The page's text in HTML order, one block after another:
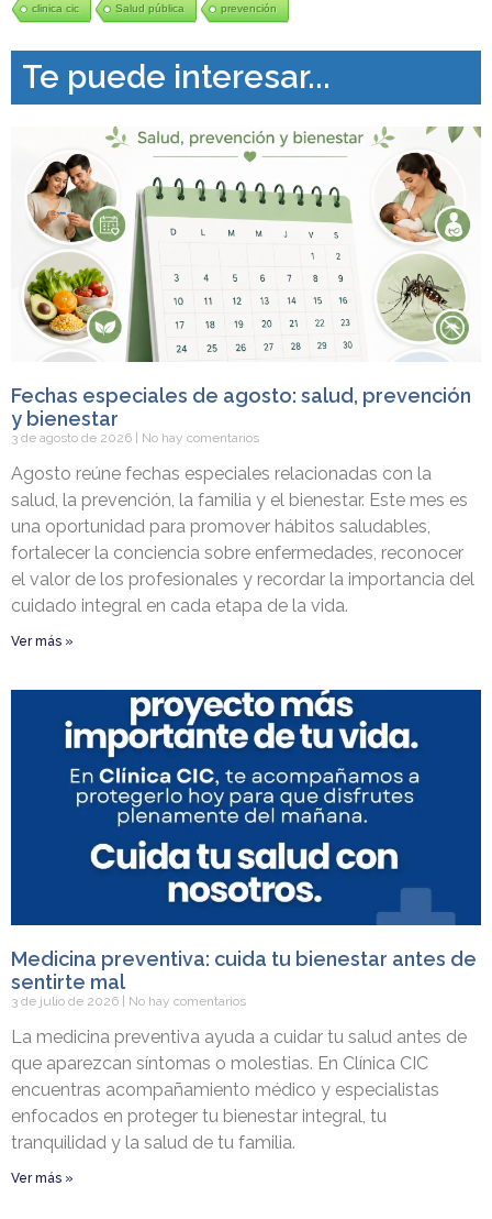
clinica cic Salud pública prevención
Te puede interesar...
Fechas especiales de agosto: salud, prevención
y bienestar
3 de agosto de 2026 No hay comentarios
Agosto reúne fechas especiales relacionadas con la
salud, la prevención, la familia y el bienestar. Este mes es
una oportunidad para promover hábitos saludables,
fortalecer la conciencia sobre enfermedades, reconocer
el valor de los profesionales y recordar la importancia del
cuidado integral en cada etapa de la vida.
Ver más »
Medicina preventiva: cuida tu bienestar antes de
sentirte mal
3 de julio de 2026 No hay comentarios
La medicina preventiva ayuda a cuidar tu salud antes de
que aparezcan síntomas o molestias. En Clínica CIC
encuentras acompañamiento médico y especialistas
enfocados en proteger tu bienestar integral, tu
tranquilidad y la salud de tu familia.
Ver más »